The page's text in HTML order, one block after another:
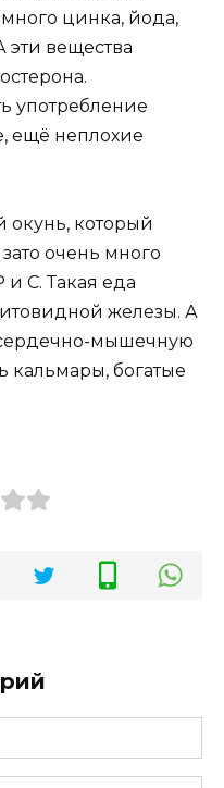
цинка, йода,
вещества
употребление
ещё неплохие
окунь, который
очень много
С. Такая еда
железы. А
сердечно-мышечную
кальмары, богатые